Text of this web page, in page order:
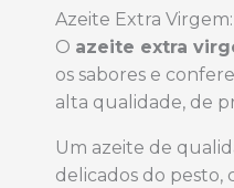
Azeite Extra
O azeite extra
os sabores e
alta qualidade, de
Um azeite de
delicados do pesto,